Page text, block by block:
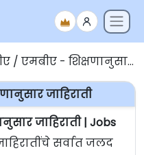
- शिक्षणानुसार जाहिराती | Jobs For BBA / MBA
जाहिराती
जाहिराती | Jobs
सर्वात जलद